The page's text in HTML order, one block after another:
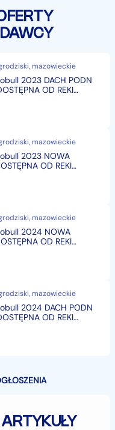
mazowieckie
2023 DACH PODN
OD REKI
mazowieckie
2023 NOWA
OD REKI
mazowieckie
2024 NOWA
OD REKI
mazowieckie
2024 DACH PODN
OD REKI